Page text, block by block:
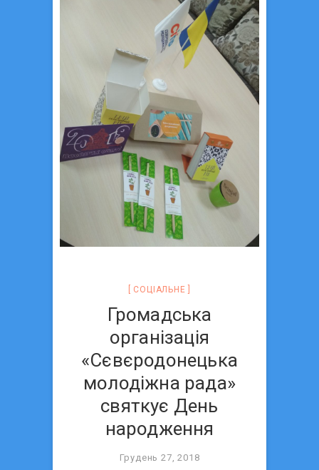
СОЦIАЛЬНЕ
Громадська
організація
«Сєвєродонецька
молодіжна рада»
святкує День
народження
Грудень 27, 2018